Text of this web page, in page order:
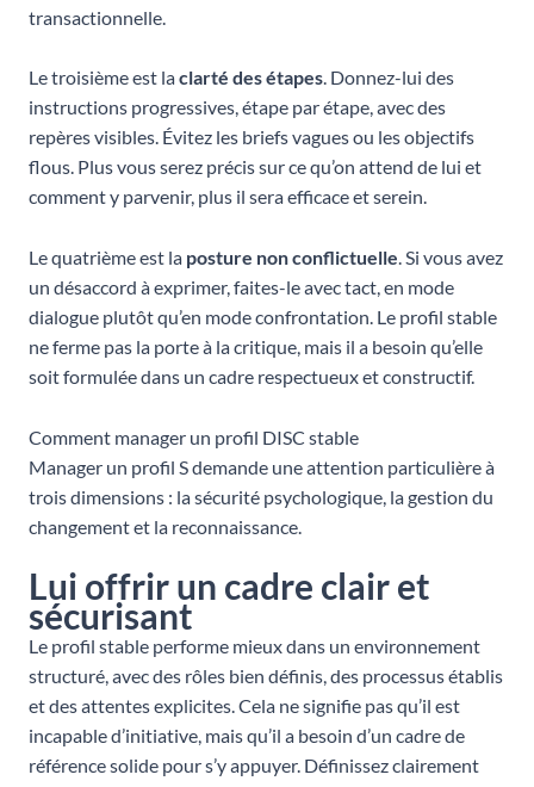
transactionnelle.
Le troisième est laclarté des étapes. Donnez-lui des
instructions progressives, étape par étape, avec des
repères visibles. Évitez les briefs vagues ou les objectifs
flous. Plus vous serez précis sur ce qu’on attend de lui et
comment y parvenir, plus il sera efficace et serein.
Le quatrième est la posture non conflictuelle. Si vous avez
un désaccord à exprimer, faites-le avec tact, en mode
dialogue plutôt qu’en mode confrontation. Le profil stable
ne ferme pas la porte à la critique, mais il a besoin qu’elle
soit formulée dans un cadre respectueux et constructif.
Comment manager un profil DISC stable
Manager un profil S demande une attention particulière à
trois dimensions : la sécurité psychologique, la gestion du
changement et la reconnaissance.
Lui offrir un cadre clair et
sécurisant
Le profil stable performe mieux dans un environnement
structuré, avec des rôles bien définis, des processus établis
et des attentes explicites. Cela ne signifie pas qu’il est
incapable d’initiative, mais qu’il a besoin d’un cadre de
référence solide pour s’y appuyer. Définissez clairement